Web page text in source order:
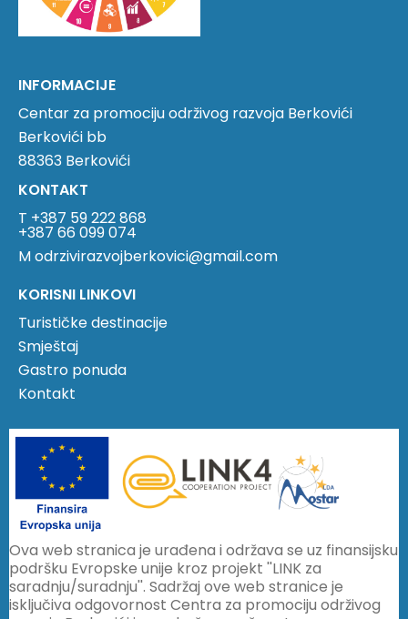
INFORMACIJE
Centar za promociju održivog razvoja Berkovići
Berkovići bb
88363 Berkovići
KONTAKT
T +387 59 222 868
+387 66 099 074
M odrzivirazvojberkovici@gmail.com
KORISNI LINKOVI
Turističke destinacije
Smještaj
Gastro ponuda
Kontakt
Ova web stranica je urađena i održava se uz finansijsku
podršku Evropske unije kroz projekt ''LINK za
saradnju/suradnju''. Sadržaj ove web stranice je
isključiva odgovornost Centra za promociju održivog